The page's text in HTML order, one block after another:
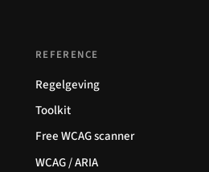
REFERENCE
Regelgeving
Toolkit
Free WCAG scanner
WCAG / ARIA